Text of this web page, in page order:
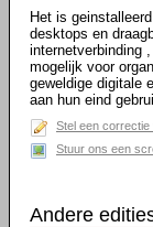
Het is
desktops en
internetverbinding
mogelijk voor
geweldige digitale
aan hun eind
Stel een correctie
Stuur ons een
Andere